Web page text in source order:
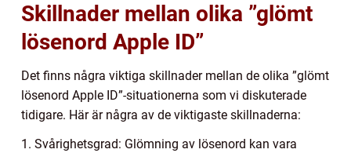
Skillnader mellan olika ”glömt
lösenord Apple ID”
Det finns några viktiga skillnader mellan de olika ”glömt
lösenord Apple ID”-situationerna som vi diskuterade
tidigare. Här är några av de viktigaste skillnaderna:
1. Svårighetsgrad: Glömning av lösenord kan vara